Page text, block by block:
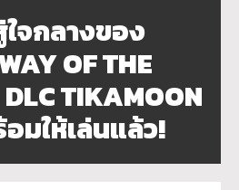
จกลางของ
OF THE
DLC TIKAMOON
มให้เล่นแล้ว!